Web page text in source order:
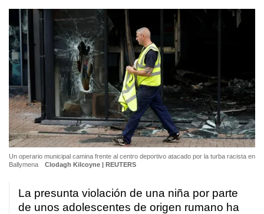
Un operario municipal camina frente al centro deportivo atacado por la turba racista en
Ballymena
Clodagh Kilcoyne | REUTERS
La presunta violación de una niña por parte
de unos adolescentes de origen rumano ha